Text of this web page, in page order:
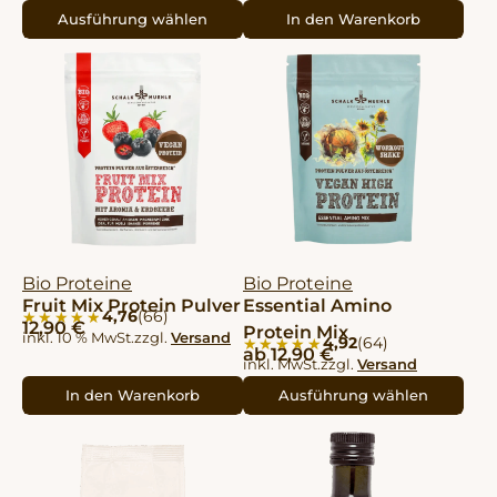
Ausführung wählen In den Warenkorb
Bio Proteine
Fruit Mix Protein Pulver
★★★★★
★★★★★4,76(66)
12,90€
inkl. 10 % MwSt.zzgl. Versand
In den Warenkorb
Bio Proteine
Essential Amino
Protein Mix
★★★★★
★★★★★4,92(64)
ab12,90€
inkl. MwSt.zzgl. Versand
Ausführung wählen